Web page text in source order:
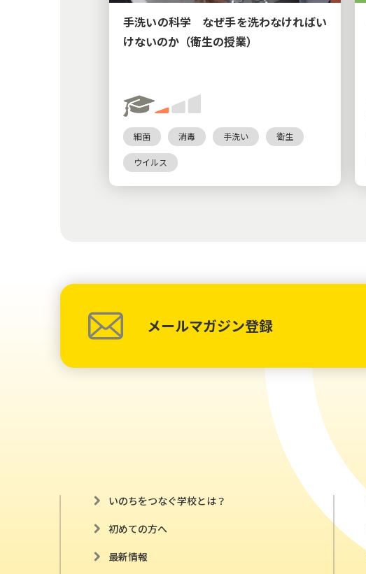
手洗いの科学 なぜ手を洗わなければい
けないのか（衛生の授業）
細菌 消毒 手洗い 衛生
ウイルス
メールマガジン登録
いのちをつなぐ学校とは？
初めての方へ
最新情報